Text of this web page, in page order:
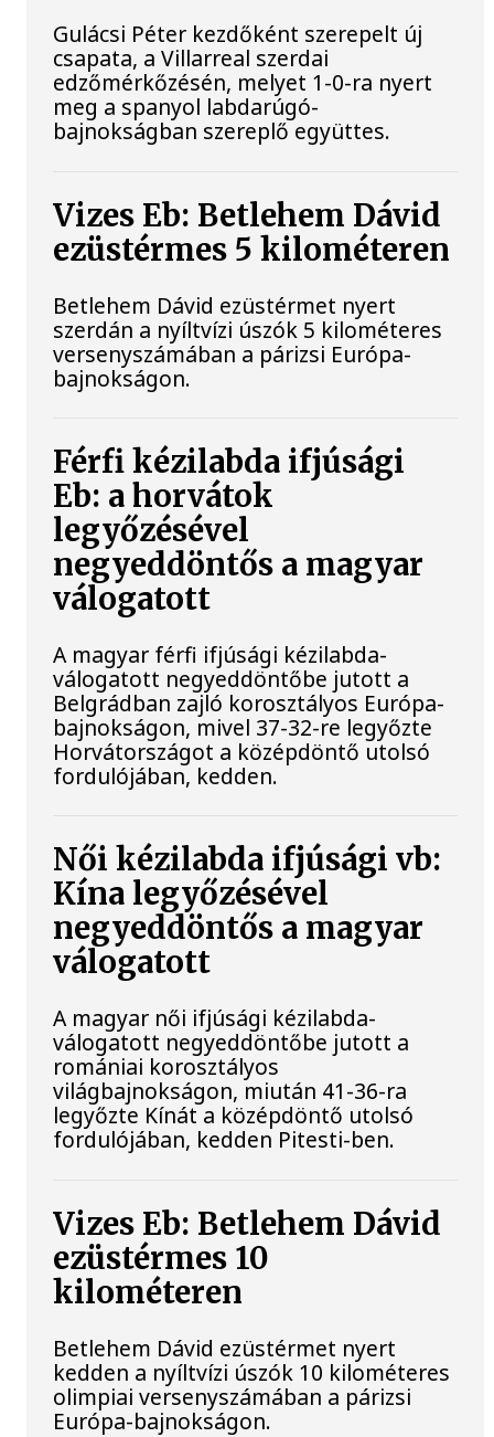
Gulácsi Péter kezdőként szerepelt új
csapata, a Villarreal szerdai
edzőmérkőzésén, melyet 1-0-ra nyert
meg a spanyol labdarúgó-
bajnokságban szereplő együttes.
Vizes Eb: Betlehem Dávid
ezüstérmes 5 kilométeren
Betlehem Dávid ezüstérmet nyert
szerdán a nyíltvízi úszók 5 kilométeres
versenyszámában a párizsi Európa-
bajnokságon.
Férfi kézilabda ifjúsági
Eb: a horvátok
legyőzésével
negyeddöntős a magyar
válogatott
A magyar férfi ifjúsági kézilabda-
válogatott negyeddöntőbe jutott a
Belgrádban zajló korosztályos Európa-
bajnokságon, mivel 37-32-re legyőzte
Horvátországot a középdöntő utolsó
fordulójában, kedden.
Női kézilabda ifjúsági vb:
Kína legyőzésével
negyeddöntős a magyar
válogatott
A magyar női ifjúsági kézilabda-
válogatott negyeddöntőbe jutott a
romániai korosztályos
világbajnokságon, miután 41-36-ra
legyőzte Kínát a középdöntő utolsó
fordulójában, kedden Pitesti-ben.
Vizes Eb: Betlehem Dávid
ezüstérmes 10
kilométeren
Betlehem Dávid ezüstérmet nyert
kedden a nyíltvízi úszók 10 kilométeres
olimpiai versenyszámában a párizsi
Európa-bajnokságon.